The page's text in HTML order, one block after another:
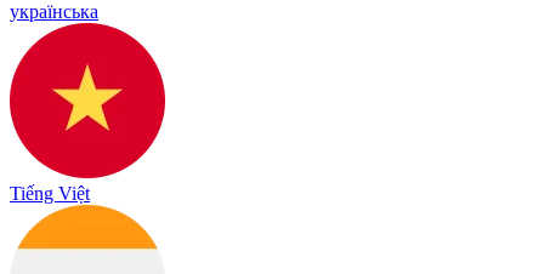
українська
Tiếng Việt